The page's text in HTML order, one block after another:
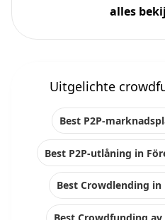
alles
Uitgelichte
Best P2P-
Best P2P-utlåning in
Best Crowdlending